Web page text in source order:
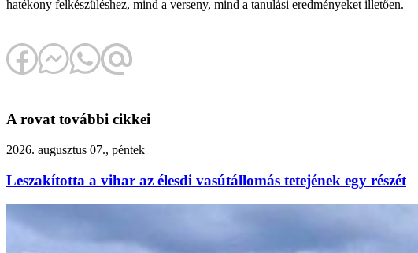
hatékony felkészüléshez, mind a verseny, mind a tanulási eredményeket illetően.
A rovat további cikkei
2026. augusztus 07., péntek
Leszakította a vihar az élesdi vasútállomás tetejének egy részét